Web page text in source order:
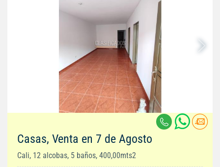
Casas, Venta en 7 de Agosto
Cali, 12 alcobas, 5 baños, 400,00mts2